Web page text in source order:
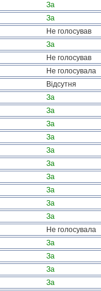
За
За
Не голосував
За
Не голосував
Не голосувала
Відсутня
За
За
За
За
За
За
За
За
За
За
Не голосувала
За
За
За
За